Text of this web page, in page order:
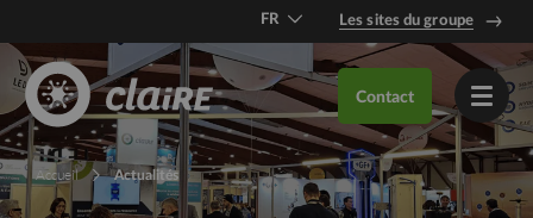
DE
FR Les sites du groupe
Contact
Accueil Actualités